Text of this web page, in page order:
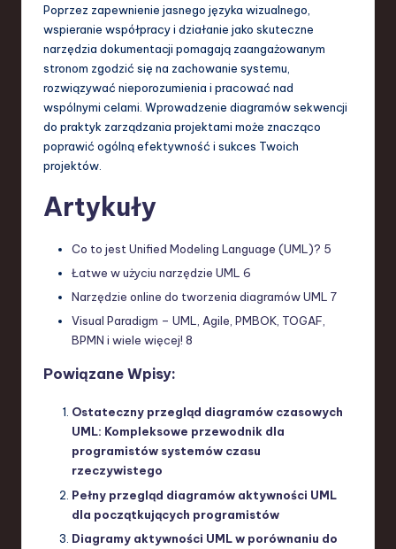
Poprzez zapewnienie jasnego języka wizualnego,
wspieranie współpracy i działanie jako skuteczne
narzędzia dokumentacji pomagają zaangażowanym
stronom zgodzić się na zachowanie systemu,
rozwiązywać nieporozumienia i pracować nad
wspólnymi celami. Wprowadzenie diagramów sekwencji
do praktyk zarządzania projektami może znacząco
poprawić ogólną efektywność i sukces Twoich
projektów.
Artykuły
Co to jest Unified Modeling Language (UML)? 5
Łatwe w użyciu narzędzie UML 6
Narzędzie online do tworzenia diagramów UML 7
Visual Paradigm – UML, Agile, PMBOK, TOGAF,
BPMN i wiele więcej! 8
Powiązane Wpisy:
Ostateczny przegląd diagramów czasowych
UML: Kompleksowe przewodnik dla
programistów systemów czasu
rzeczywistego
Pełny przegląd diagramów aktywności UML
dla początkujących programistów
Diagramy aktywności UML w porównaniu do